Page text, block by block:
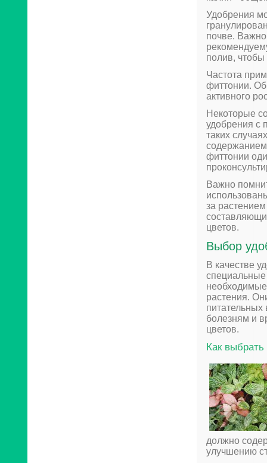
Удобрения
почве.
полив,
Частота
фиттонии.
активного
Некоторые
удобрения с
таких
содержанием
фиттонии
Важно
за
цветов.
Выбор
В качестве
растения.
питательных
болезням и
цветов.
Как
должно
улучшению